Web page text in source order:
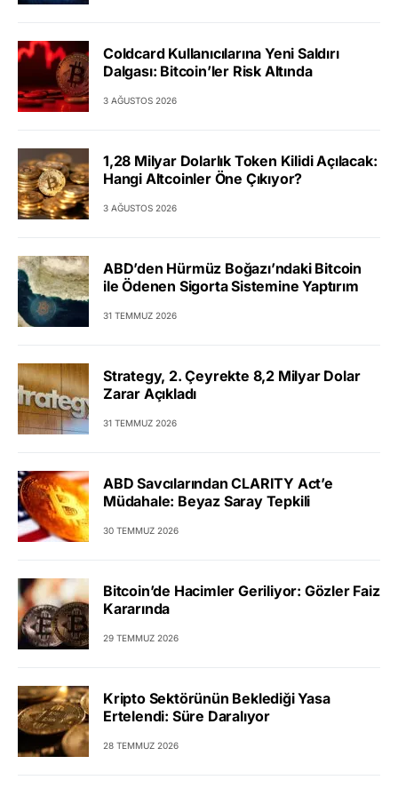
Coldcard Kullanıcılarına Yeni Saldırı
Dalgası: Bitcoin’ler Risk Altında
3 AĞUSTOS 2026
1,28 Milyar Dolarlık Token Kilidi Açılacak:
Hangi Altcoinler Öne Çıkıyor?
3 AĞUSTOS 2026
ABD’den Hürmüz Boğazı’ndaki Bitcoin
ile Ödenen Sigorta Sistemine Yaptırım
31 TEMMUZ 2026
Strategy, 2. Çeyrekte 8,2 Milyar Dolar
Zarar Açıkladı
31 TEMMUZ 2026
ABD Savcılarından CLARITY Act’e
Müdahale: Beyaz Saray Tepkili
30 TEMMUZ 2026
Bitcoin’de Hacimler Geriliyor: Gözler Faiz
Kararında
29 TEMMUZ 2026
Kripto Sektörünün Beklediği Yasa
Ertelendi: Süre Daralıyor
28 TEMMUZ 2026